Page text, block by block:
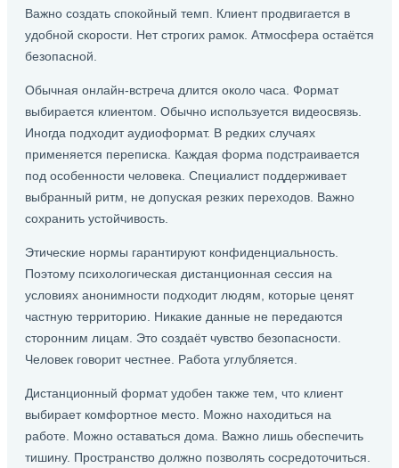
Важно создать спокойный темп. Клиент продвигается в
удобной скорости. Нет строгих рамок. Атмосфера остаётся
безопасной.
Обычная онлайн-встреча длится около часа. Формат
выбирается клиентом. Обычно используется видеосвязь.
Иногда подходит аудиоформат. В редких случаях
применяется переписка. Каждая форма подстраивается
под особенности человека. Специалист поддерживает
выбранный ритм, не допуская резких переходов. Важно
сохранить устойчивость.
Этические нормы гарантируют конфиденциальность.
Поэтому психологическая дистанционная сессия на
условиях анонимности подходит людям, которые ценят
частную территорию. Никакие данные не передаются
сторонним лицам. Это создаёт чувство безопасности.
Человек говорит честнее. Работа углубляется.
Дистанционный формат удобен также тем, что клиент
выбирает комфортное место. Можно находиться на
работе. Можно оставаться дома. Важно лишь обеспечить
тишину. Пространство должно позволять сосредоточиться.